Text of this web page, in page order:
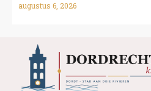
augustus 6, 2026